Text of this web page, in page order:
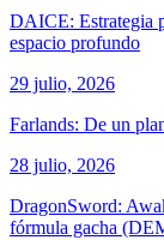
DAICE: Estrategia
espacio profundo
29 julio, 2026
Farlands: De un
28 julio, 2026
DragonSword:
fórmula gacha